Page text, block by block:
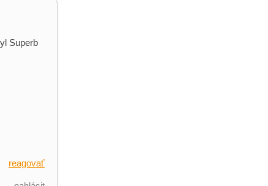
Superb
reagovať